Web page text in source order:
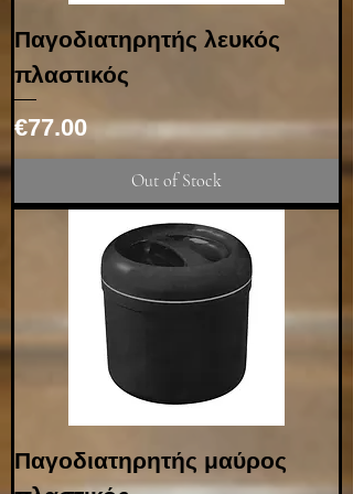
Παγοδιατηρητής λευκός
πλαστικός
Price
€77.00
Out of Stock
Παγοδιατηρητής μαύρος